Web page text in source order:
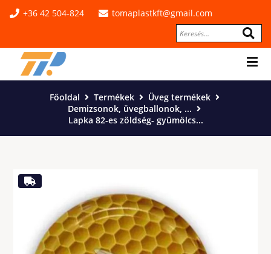
+36 42 504-824 tomaplastkft@gmail.com
Főoldal Termékek
Üveg termékek
Demizsonok, üvegballonok, ...
Lapka 82-es zöldség- gyümölcs...